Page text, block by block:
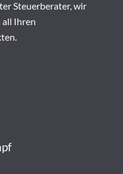
Steuerberater, wir
all Ihren